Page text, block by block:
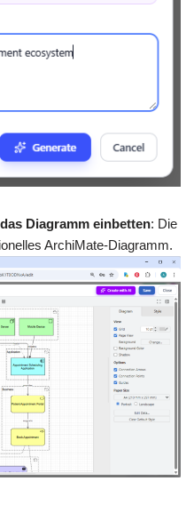
Diagramm einbetten: Die
ArchiMate-Diagramm.